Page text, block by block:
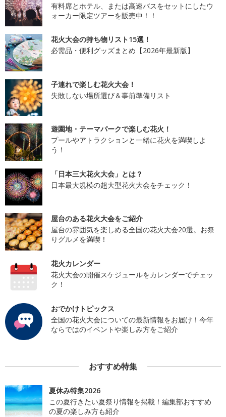
有料席とホテル、または高速バスをセットにしたウ
ォーカー限定ツアーを販売中！！
花火大会の持ち物リスト15選！
必需品・便利グッズまとめ【2026年最新版】
子連れで楽しむ花火大会！
失敗しない場所選び＆事前準備リスト
遊園地・テーマパークで楽しむ花火！
プールやアトラクションと一緒に花火を満喫しよ
う！
「日本三大花火大会」とは？
日本最大規模の超大型花火大会をチェック！
屋台のある花火大会をご紹介
屋台の雰囲気を楽しめる全国の花火大会20選。お祭
りグルメを満喫！
花火カレンダー
花火大会の開催スケジュールをカレンダーでチェッ
ク！
おでかけトピックス
全国の花火大会についての最新情報をお届け！今年
ならではのイベントや楽しみ方をご紹介
おすすめ特集
夏休み特集2026
この夏行きたい夏祭り情報を掲載！編集部おすすめ
の夏の楽しみ方も紹介